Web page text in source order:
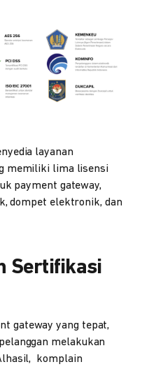
layanan
memiliki lima lisensi
payment gateway,
dompet elektronik, dan
Sertifikasi
gateway yang tepat,
melakukan
komplain